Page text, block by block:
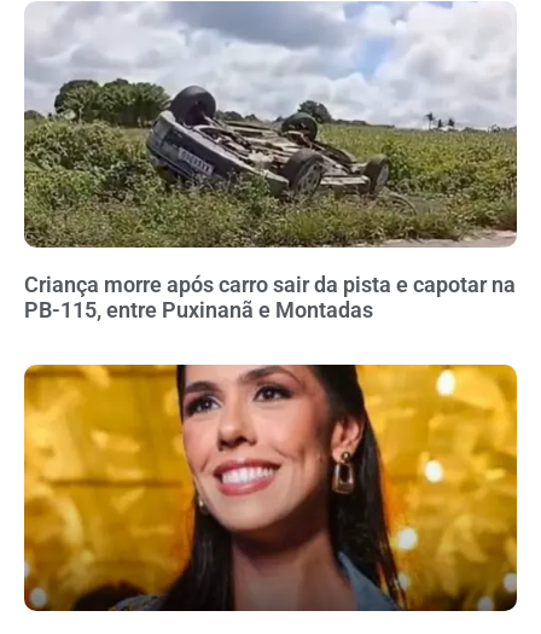
Criança morre após carro sair da pista e capotar na
PB-115, entre Puxinanã e Montadas